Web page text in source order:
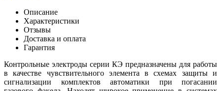
Описание
Характеристики
Отзывы
Доставка и оплата
Гарантия
Контрольные электроды серии КЭ предназначены для работы
в качестве чувствительного элемента в схемах защиты и
сигнализации комплектов автоматики при погасании